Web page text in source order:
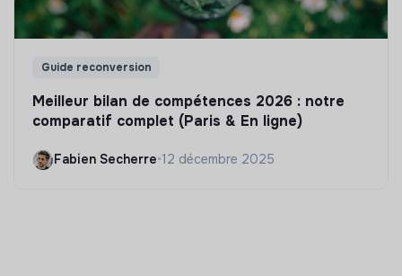
Guide reconversion
Meilleur bilan de compétences 2026 : notre
comparatif complet (Paris & En ligne)
Fabien Secherre•12 décembre 2025